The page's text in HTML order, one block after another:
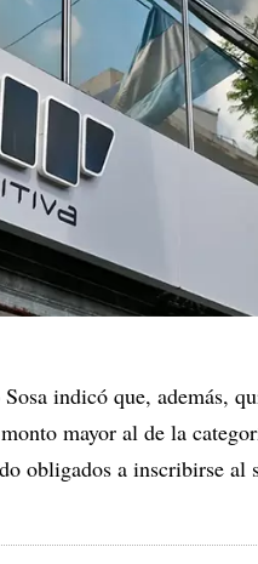
indicó que, además,
mayor al de la
obligados a inscribirse al